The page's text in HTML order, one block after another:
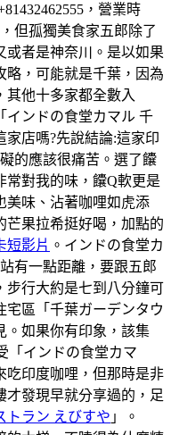
，營業時
，但孤獨美食家五郎除了
或者是神奈川。是以如果
略，可能就是千葉，因為
其他十多家都全數入
インドの食堂カマル 千
店嗎?先說結論:這家印
的應該很痛苦。選了饢
常對我的味，饢Q軟更是
美味、沾著咖哩如虎添
芒果拉希挺好喝，加點的
短影片 。インドの食堂カ
有一點距離，要跟五郎
步行大約是七到八分鐘可
宅區「千葉ガーデンタウ
。如果你有印象，該集
「インドの食堂カマ
吃印度咖哩，但那時是非
才發現早就分享過的，足
トラン えびすや 」。